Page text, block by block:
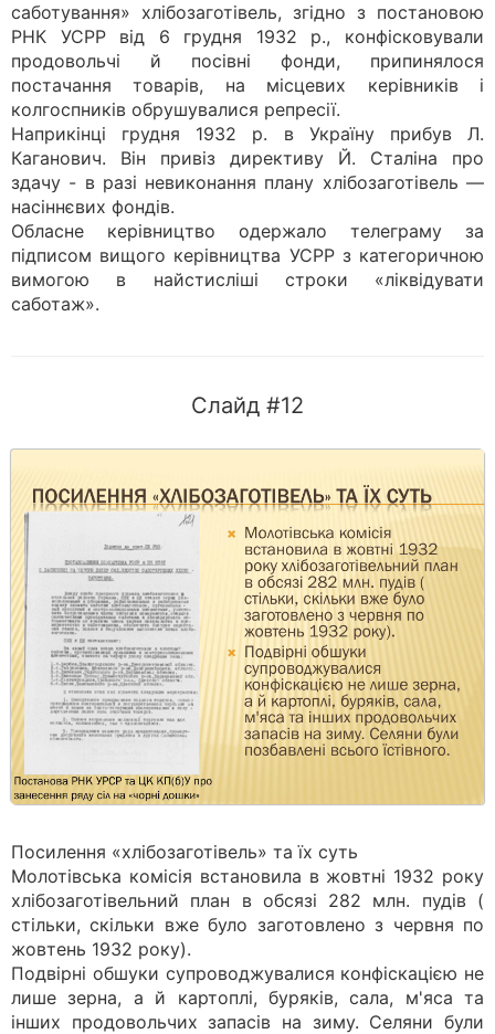
саботування» хлібозаготівель, згідно з постановою
РНК УСРР від 6 грудня 1932 р., конфісковували
продовольчі й посівні фонди, припинялося
постачання товарів, на місцевих керівників і
колгоспників обрушувалися репресії.
Наприкінці грудня 1932 р. в Україну прибув Л.
Каганович. Він привіз директиву Й. Сталіна про
здачу - в разі невиконання плану хлібозаготівель —
насіннєвих фондів.
Обласне керівництво одержало телеграму за
підписом вищого керівництва УСРР з категоричною
вимогою в найстисліші строки «ліквідувати
саботаж».
Слайд #12
Посилення «хлібозаготівель» та їх суть
Молотівська комісія встановила в жовтні 1932 року
хлібозаготівельний план в обсязі 282 млн. пудів (
стільки, скільки вже було заготовлено з червня по
жовтень 1932 року).
Подвірні обшуки супроводжувалися конфіскацією не
лише зерна, а й картоплі, буряків, сала, м'яса та
інших продовольчих запасів на зиму. Селяни були